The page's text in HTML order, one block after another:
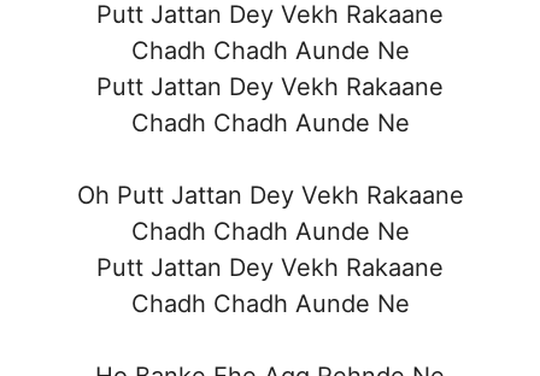
Putt Jattan Dey Vekh Rakaane
Chadh Chadh Aunde Ne
Putt Jattan Dey Vekh Rakaane
Chadh Chadh Aunde Ne
Oh Putt Jattan Dey Vekh Rakaane
Chadh Chadh Aunde Ne
Putt Jattan Dey Vekh Rakaane
Chadh Chadh Aunde Ne